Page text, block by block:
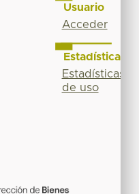
Usuario
Acceder
Estadísticas
Estadísticas
de uso